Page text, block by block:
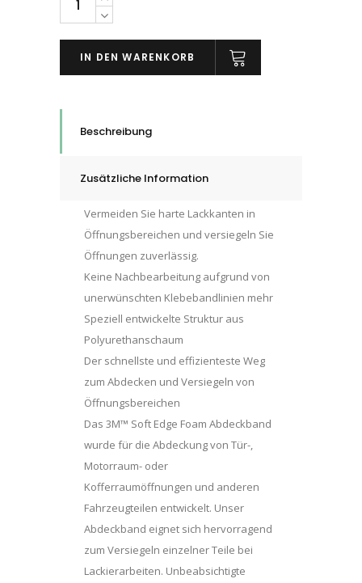
Edge
Foam
09678
quantity
IN DEN WARENKORB
Beschreibung
Zusätzliche Information
Vermeiden Sie harte Lackkanten in
Öffnungsbereichen und versiegeln Sie
Öffnungen zuverlässig.
Keine Nachbearbeitung aufgrund von
unerwünschten Klebebandlinien mehr
Speziell entwickelte Struktur aus
Polyurethanschaum
Der schnellste und effizienteste Weg
zum Abdecken und Versiegeln von
Öffnungsbereichen
Das 3M™ Soft Edge Foam Abdeckband
wurde für die Abdeckung von Tür-,
Motorraum- oder
Kofferraumöffnungen und anderen
Fahrzeugteilen entwickelt. Unser
Abdeckband eignet sich hervorragend
zum Versiegeln einzelner Teile bei
Lackierarbeiten. Unbeabsichtigte